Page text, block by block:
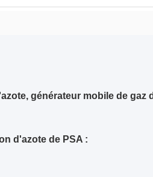
générateur mobile de gaz
d'azote de PSA :